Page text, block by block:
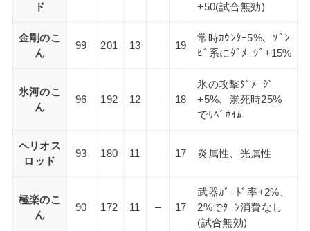
ド
+50(試合無効)
金剛のこ
ん
99 201 13 – 19
常時ｶｳﾝﾀｰ5%、ｿﾞﾝ
ﾋﾞ系にﾀﾞﾒｰｼﾞ+15%
氷河のこ
ん
96 192 12 – 18
氷の攻撃ﾀﾞﾒｰｼﾞ
+5%、瀕死時25%
でﾘﾍﾞﾎｲﾑ
ヘリオス
ロッド
93 180 11 – 17 炎属性、光属性
極楽のこ
ん
90 172 11 – 17
武器ｶﾞｰﾄﾞ率+2%、
2%でﾀｰﾝ消費なし
(試合無効)